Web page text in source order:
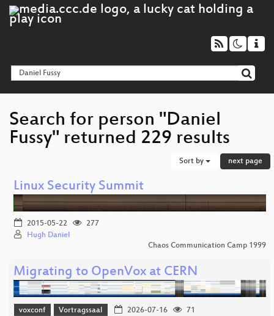
Search for person "Daniel
Fussy" returned 229 results
Sort by next page
Linux Security Summit
2015-05-22
277
Hugh Daniel
Chaos Communication Camp 1999
Migrating to OpenVox at CERN
voxconf Vortragssaal 2026-07-16
71